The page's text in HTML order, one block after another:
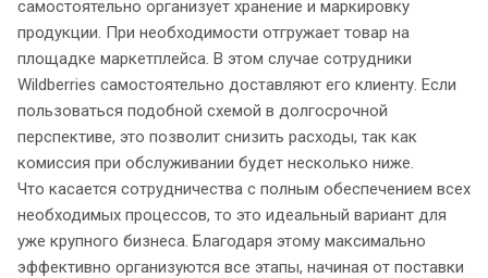
самостоятельно организует хранение и маркировку
продукции. При необходимости отгружает товар на
площадке маркетплейса. В этом случае сотрудники
Wildberries самостоятельно доставляют его клиенту. Если
пользоваться подобной схемой в долгосрочной
перспективе, это позволит снизить расходы, так как
комиссия при обслуживании будет несколько ниже.
Что касается сотрудничества с полным обеспечением всех
необходимых процессов, то это идеальный вариант для
уже крупного бизнеса. Благодаря этому максимально
эффективно организуются все этапы, начиная от поставки